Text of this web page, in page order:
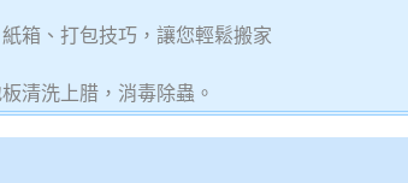
箱、打包技巧，讓您輕鬆搬家
清洗上腊，消毒除蟲。